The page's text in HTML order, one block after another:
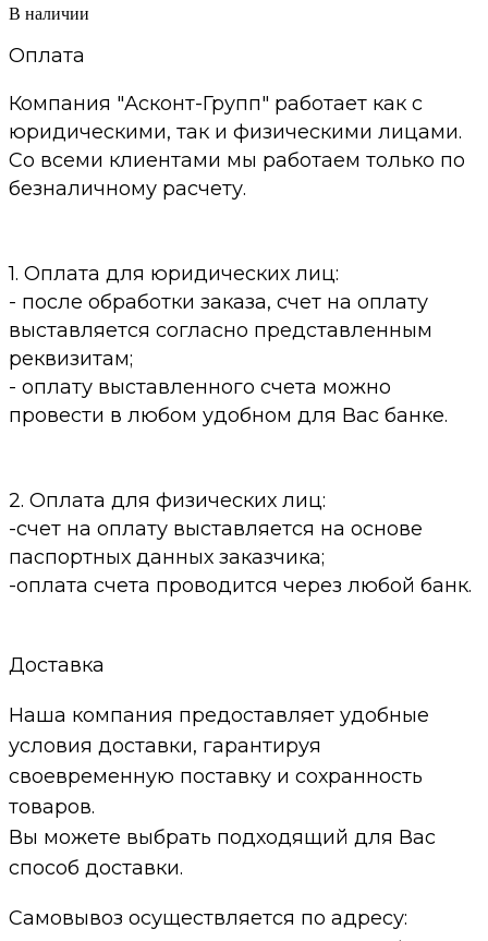
В наличии
Оплата
Компания "Асконт-Групп" работает как с
юридическими, так и физическими лицами.
Со всеми клиентами мы работаем только по
безналичному расчету.
1. Оплата для юридических лиц:
- после обработки заказа, счет на оплату
выставляется согласно представленным
реквизитам;
- оплату выставленного счета можно
провести в любом удобном для Вас банке.
2. Оплата для физических лиц:
-счет на оплату выставляется на основе
паспортных данных заказчика;
-оплата счета проводится через любой банк.
Доставка
Наша компания предоставляет удобные
условия доставки, гарантируя
своевременную поставку и сохранность
товаров.
Вы можете выбрать подходящий для Вас
способ доставки.
Самовывоз осуществляется по адресу: